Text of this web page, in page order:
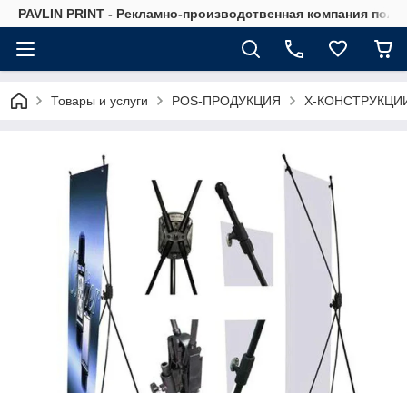
PAVLIN PRINT - Рекламно-производственная компания
Товары и услуги POS-ПРОДУКЦИЯ Х-